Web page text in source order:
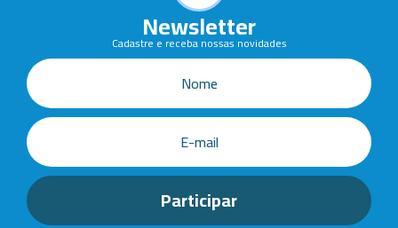
Newsletter
Cadastre e receba nossas novidades